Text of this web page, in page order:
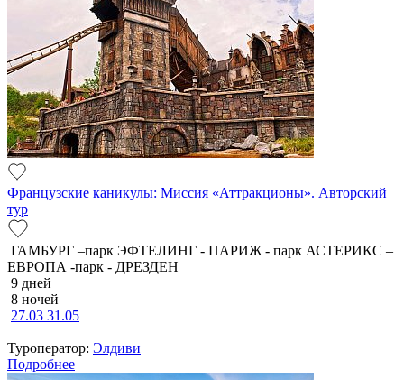
Французские каникулы: Миссия «Аттракционы». Авторский
тур
ГАМБУРГ –парк ЭФТЕЛИНГ - ПАРИЖ - парк АСТЕРИКС –
ЕВРОПА -парк - ДРЕЗДЕН
9 дней
8 ночей
27.03 31.05
Туроператор: Элдиви
Подробнее